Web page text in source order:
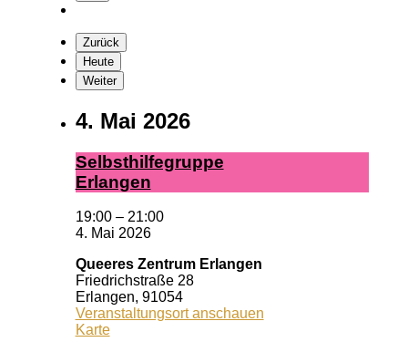
Zurück
Heute
Weiter
4. Mai 2026
Selbst­hil­fe­grup­pe
Er­lan­gen
19:00 – 21:00
4. Mai 2026
Queeres Zentrum Erlangen
Friedrichstraße 28
Erlangen, 91054
Veranstaltungsort anschauen
KarteQueeres